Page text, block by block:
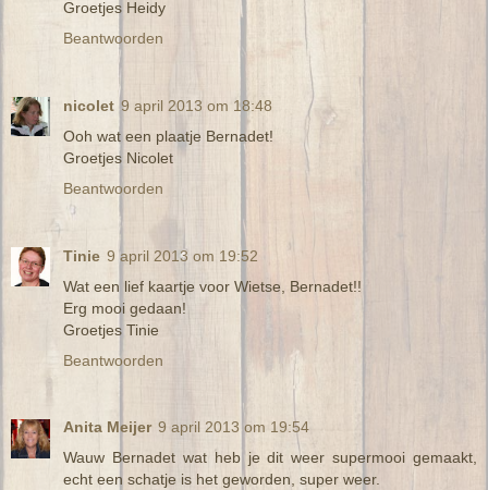
Groetjes Heidy
Beantwoorden
nicolet 9 april 2013 om 18:48
Ooh wat een plaatje Bernadet!
Groetjes Nicolet
Beantwoorden
Tinie 9 april 2013 om 19:52
Wat een lief kaartje voor Wietse, Bernadet!!
Erg mooi gedaan!
Groetjes Tinie
Beantwoorden
Anita Meijer 9 april 2013 om 19:54
Wauw Bernadet wat heb je dit weer supermooi gemaakt,
echt een schatje is het geworden, super weer.